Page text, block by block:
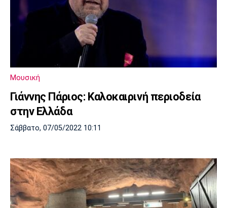
Μουσική
Γιάννης Πάριος: Καλοκαιρινή περιοδεία
στην Ελλάδα
Σάββατο, 07/05/2022 10:11